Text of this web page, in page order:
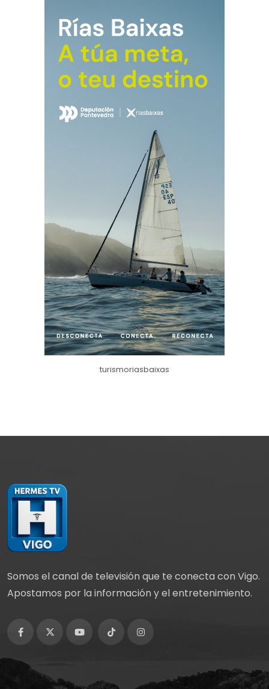
turismoriasbaixas
Somos el canal de televisión que te conecta con Vigo.
Apostamos por la información y el entretenimiento.